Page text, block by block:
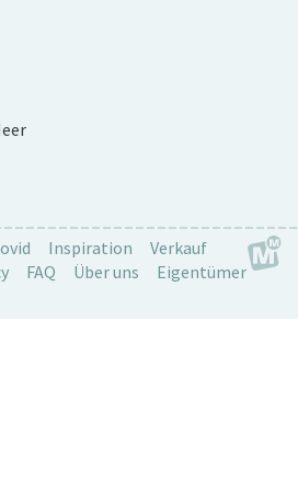
Inspiration
Verkauf
FAQ Über uns Eigentümer